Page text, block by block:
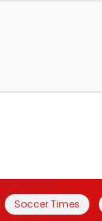
Soccer Times